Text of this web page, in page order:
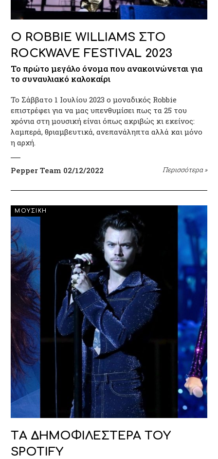
Ο ROBBIE WILLIAMS ΣΤΟ
ROCKWAVE FESTIVAL 2023
To πρώτο μεγάλο όνομα που ανακοινώνεται για
το συναυλιακό καλοκαίρι
Το Σάββατο 1 Ιουλίου 2023 ο μοναδικός Robbie
επιστρέφει για να μας υπενθυμίσει πως τα 25 του
χρόνια στη μουσική είναι όπως ακριβώς κι εκείνος:
λαμπερά, θριαμβευτικά, ανεπανάληπτα αλλά και μόνο
η αρχή.
Pepper Team 02/12/2022 Περισσότερα »
ΜΟΥΣΙΚΗ
TΑ ΔΗΜΟΦΙΛΕΣΤΕΡΑ ΤΟΥ
SPOTIFY